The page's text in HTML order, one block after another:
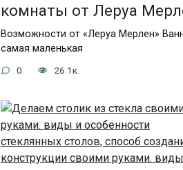
комнаты от Леруа
Возможности от «Леруа Мерлен»
самая маленькая
0 26.1к.